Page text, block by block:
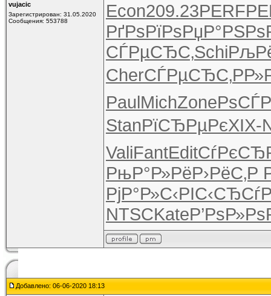
vujacic
Зарегистрирован: 31.05.2020
Сообщения: 553788
Econ209.23PERF
РґРѕРїРѕРџР°РЅРѕ
СЃРµСЂС‚Schi
CherСЃРµСЂС‚
PaulMichZone
StanРїСЂРµРєXIX-
ValiFantEdit
РњР°Р»РёР›РёС‚Р
РјР°Р»С‹РІС‹СЂСѓ
NTSCKateР’РѕР»Рѕ
Добавлено: 06-06-2020 18:13